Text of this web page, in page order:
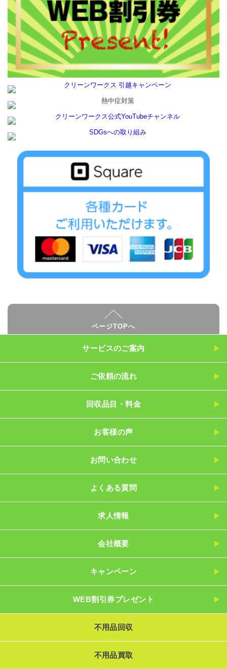
ページTOPへ
サービスのご案内
ご依頼の流れ
回収品目・料金
お客様の声
お問い合わせ
よくある質問
求人情報
会社概要
キャンペーン
WEB割引券プレゼント
不用品回収
不用品買取